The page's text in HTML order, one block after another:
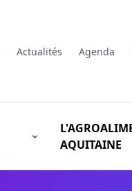
Actualités Agenda
AQUITAINE